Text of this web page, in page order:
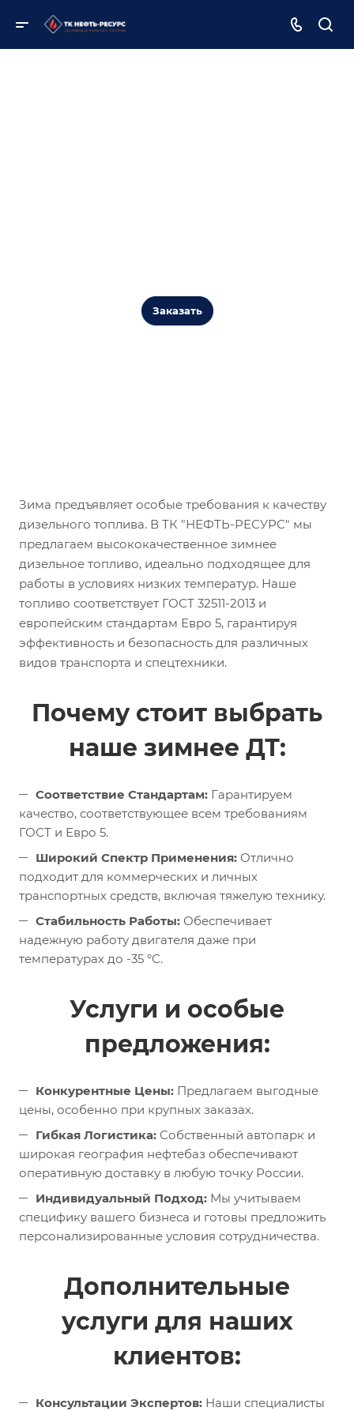
топливо, идеально подходящее для работы в условиях
низких температур.
Заказать
Зима предъявляет особые требования к качеству
дизельного топлива. В ТК "НЕФТЬ-РЕСУРС" мы
предлагаем высококачественное зимнее
дизельное топливо, идеально подходящее для
работы в условиях низких температур. Наше
топливо соответствует ГОСТ 32511-2013 и
европейским стандартам Евро 5, гарантируя
эффективность и безопасность для различных
видов транспорта и спецтехники.
Почему стоит выбрать
наше зимнее ДТ:
Соответствие Стандартам: Гарантируем
качество, соответствующее всем требованиям
ГОСТ и Евро 5.
Широкий Спектр Применения: Отлично
подходит для коммерческих и личных
транспортных средств, включая тяжелую технику.
Стабильность Работы: Обеспечивает
надежную работу двигателя даже при
температурах до -35 °C.
Услуги и особые
предложения:
Конкурентные Цены: Предлагаем выгодные
цены, особенно при крупных заказах.
Гибкая Логистика: Собственный автопарк и
широкая география нефтебаз обеспечивают
оперативную доставку в любую точку России.
Индивидуальный Подход: Мы учитываем
специфику вашего бизнеса и готовы предложить
персонализированные условия сотрудничества.
Дополнительные
услуги для наших
клиентов:
Консультации Экспертов: Наши специалисты